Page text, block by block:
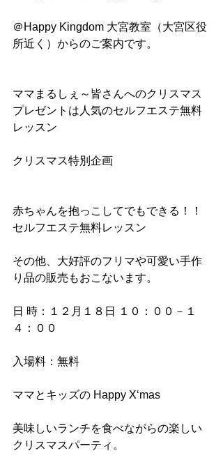
＠Happy Kingdom 大宮教室（大宮区役
所近く）からのご案内です。
ママまるしぇ～皆さんへのクリスマス
プレゼントは人気のセルフエステ無料
レッスン
クリスマス特別企画
赤ちゃんを抱っこしてでもできる！！
セルフエステ無料レッスン
その他、大好評のフリマや可愛い手作
り品の販売もおこないます。
日 時：１２月１８日 １０：００－１
４：００
入場料：無料
ママとキッズの Happy X‘mas
美味しいランチを食べながらの楽しい
クリスマスパーティ。